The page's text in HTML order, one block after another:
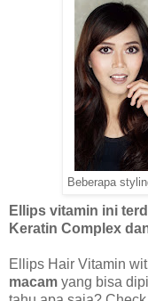
Beberapa
Ellips vitamin ini
Keratin Complex
Ellips Hair Vitamin
macam yang bisa